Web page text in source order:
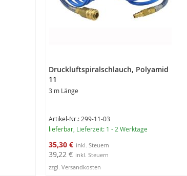
Druckluftspiralschlauch, Polyamid
11
3 m Länge
Artikel-Nr.: 299-11-03
lieferbar , Lieferzeit: 1 - 2 Werktage
Sonderangebot
35,30 €
39,22 €
zzgl. Versandkosten